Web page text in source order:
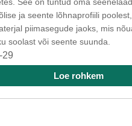
See on tuntud oma
ja seente lõhnaprofiili
piimasegude jaoks, mis
soolast või seente suunda.
29
Loe rohkem